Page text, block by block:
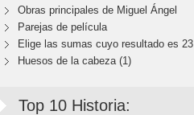
Obras principales de Miguel Ángel
Parejas de película
Elige las sumas cuyo resultado es 23
Huesos de la cabeza (1)
Top 10 Historia: